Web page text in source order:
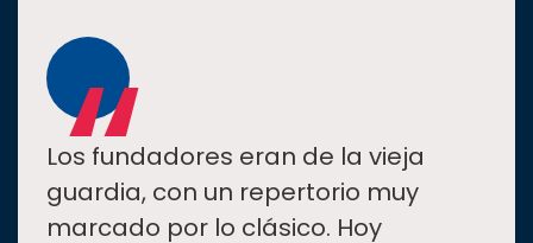
“
Los fundadores eran de la vieja
guardia, con un repertorio muy
marcado por lo clásico. Hoy